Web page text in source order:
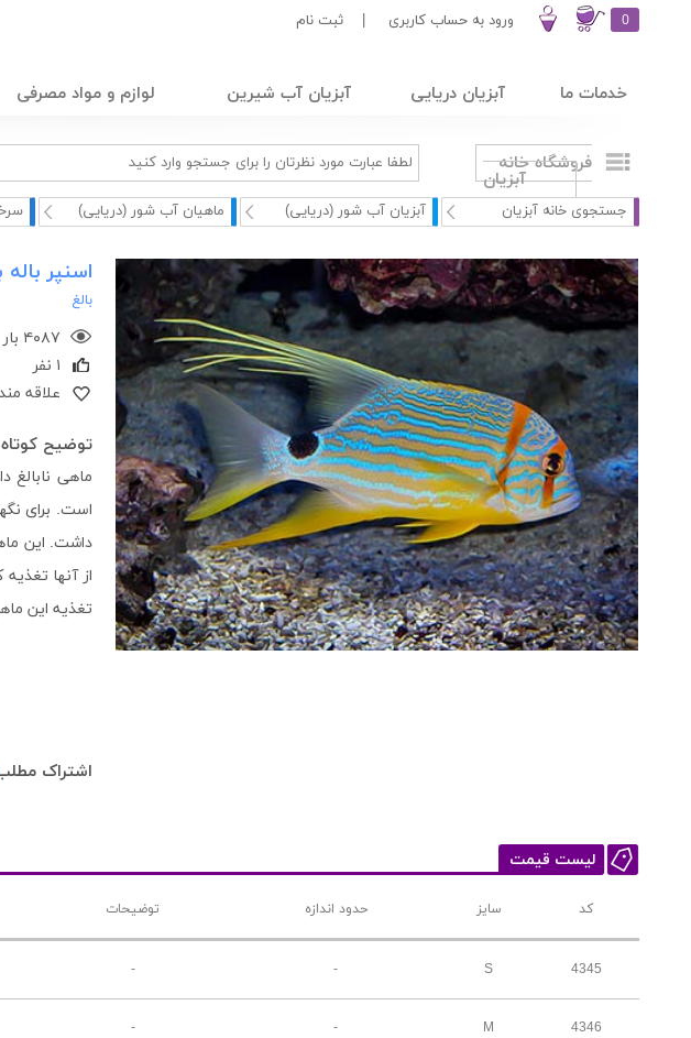
0 ورود به حساب کاربری ثبت نام
خدمات ما آبزیان دریایی آبزیان آب شیرین لوازم و مواد مصرفی
فروشگاه خانه
آبزیان
جستجوی خانه آبزیان آبزیان آب شور (دریایی) ماهیان آب شور (دریایی)
اسنپر باله
بالغ
۴۰۸۷ بار
۱ نفر
علاقه
توضیح کوتاه
ماهی
داشت. این
از آنها
تغذیه این
اشتراک
لیست قیمت
کد سایز حدود اندازه توضیحات
4345
S
-
-
4346
M
-
-